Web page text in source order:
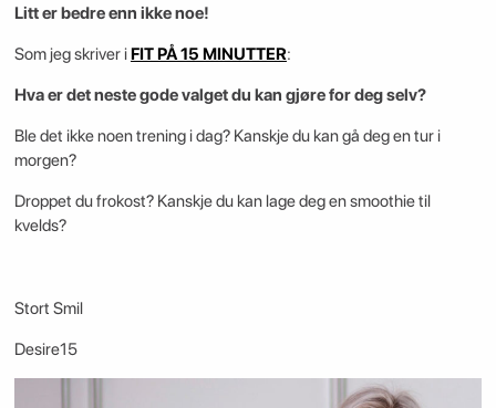
Litt er bedre enn ikke noe!
Som jeg skriver iFIT PÅ 15 MINUTTER:
Hva er det neste gode valget du kan gjøre for deg selv?
Ble det ikke noen trening i dag? Kanskje du kan gå deg en tur i
morgen?
Droppet du frokost? Kanskje du kan lage deg en smoothie til
kvelds?
Stort Smil
Desire15